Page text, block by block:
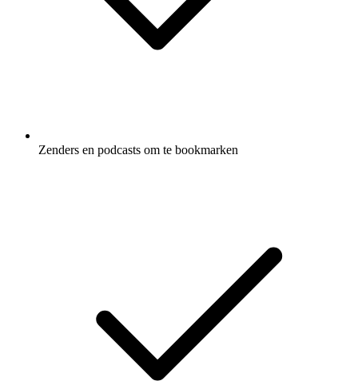
Zenders en podcasts om te bookmarken